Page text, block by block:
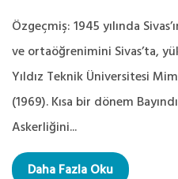
Özgeçmiş: 1945 yılında
ve ortaöğrenimini Sivas’ta,
Yıldız Teknik Üniversitesi
(1969). Kısa bir dönem
Askerliğini...
Daha Fazla Oku